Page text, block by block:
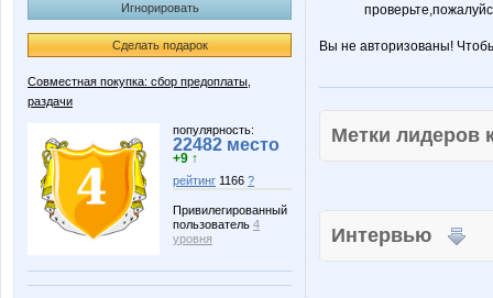
Игнорировать
Сделать подарок
Совместная покупка: сбор предоплаты,
раздачи
популярность:
22482 место
+9 ↑
рейтинг 1166 ?
Привилегированный
пользователь 4
уровня
Вы не авторизованы!
Метки
Интервью